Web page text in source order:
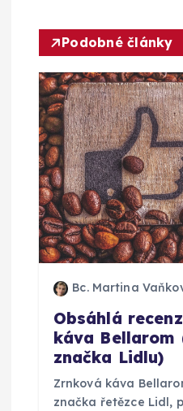
a
c
e
p
r
o
p
Podobné články
Bc. Martina
Obsáhlá
káva Bellarom
značka Lidlu)
Zrnková káva
značka řetězce Lidl,